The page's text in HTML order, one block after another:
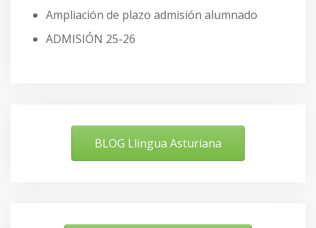
Ampliación de plazo admisión alumnado
ADMISIÓN 25-26
BLOG Llingua Asturiana